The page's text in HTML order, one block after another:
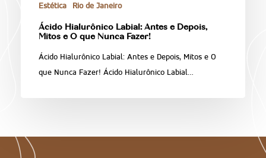
Estética Rio de Janeiro
Ácido Hialurônico Labial: Antes e Depois,
Mitos e O que Nunca Fazer!
Ácido Hialurônico Labial: Antes e Depois, Mitos e O
que Nunca Fazer! Ácido Hialurônico Labial…